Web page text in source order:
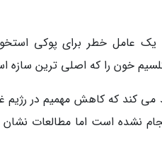
یک عامل خطر برای پوکی
خون را که اصلی ترین
می کند که کاهش مهمیم در
نشده است اما مطالعات